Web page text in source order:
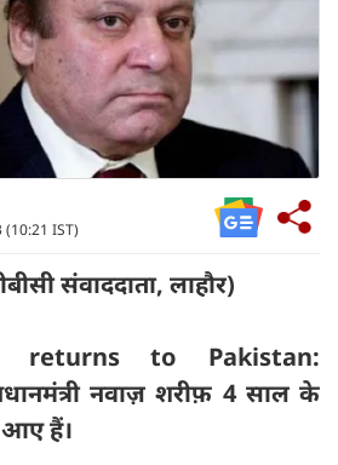
IST)
संवाददाता, लाहौर)
returns to Pakistan:
नवाज़ शरीफ़ 4 साल के
आए हैं।